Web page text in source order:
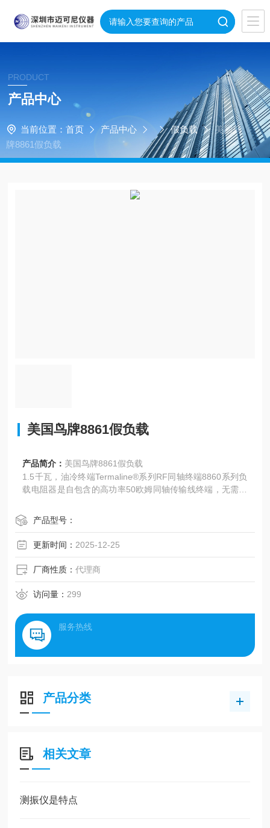
PRODUCT
产品中心
当前位置： 首页 产品中心 假负载
美国鸟
牌8861假负载
美国鸟牌8861假负载
产品简介： 美国鸟牌8861假负载
1.5千瓦，油冷终端Termaline®系列RF同轴终端8860系列负
载电阻器是自包含的高功率50欧姆同轴传输线终端，无需外
产品型号：
更新时间： 2025-12-25
厂商性质：代理商
访问量： 299
服务热线
产品分类
相关文章
测振仪是特点